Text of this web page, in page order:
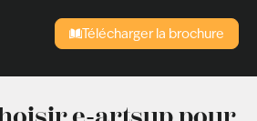
Télécharger la brochure